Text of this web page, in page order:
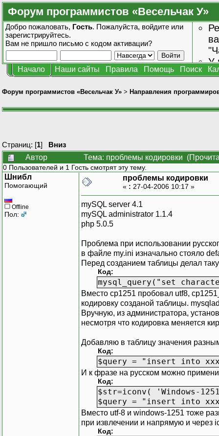
Форум программистов «Весельчак У»
Добро пожаловать, Гость. Пожалуйста, войдите или
зарегистрируйтесь.
Вам не пришло письмо с кодом активации?
У
Начало Наши сайты Правила Помощь Поиск
Форум программистов «Весельчак У» > Направления
Страниц: [1] Вниз
Автор
Тема: проблемы кодировки
0 Пользователей и 1 Гость смотрят эту тему.
Шнибл
Помогающий
Offline
Пол:
проблемы кодировки
« : 27-04-2006 10:17 »
mySQL server 4.1
mySQL administrator 1.1.4
php 5.0.5
Проблема при использовании
в файле my.ini изначально стояло
Перед созданием таблицы делал
Код:
mysql_query("set
Вместо cp1251 пробовал utf8,
кодировку созданой таблицы.
Вручную, из администратора,
несмотря что кодировка меняется
Добавляю в таблицу значения
Код:
$query = "insert into
И к фразе на русском можно
Код:
$str=iconv( 'Windows-
$query = "insert into
Вместо utf-8 и windows-1251 тоже
при извлечении и напрямую и через
Код: